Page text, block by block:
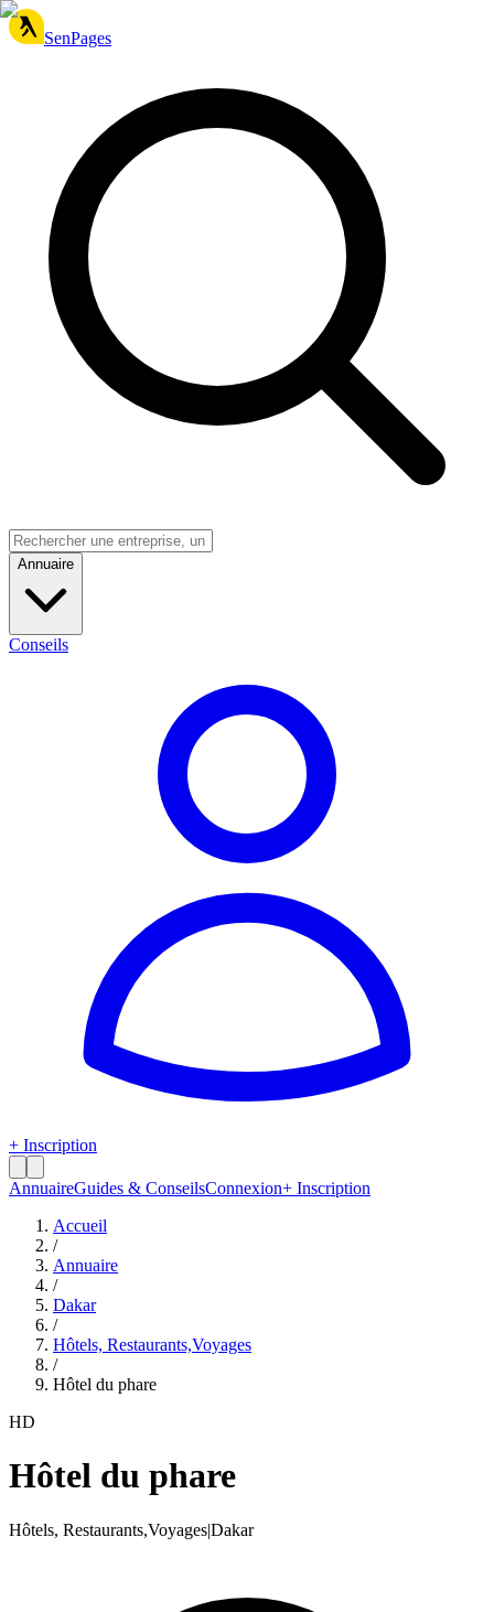
SenPages
Annuaire
Conseils
+ Inscription
AnnuaireGuides & ConseilsConnexion+ Inscription
Accueil
/
Annuaire
/
Dakar
/
Hôtels, Restaurants,Voyages
/
Hôtel du phare
HD
Hôtel du phare
Hôtels, Restaurants,Voyages|Dakar